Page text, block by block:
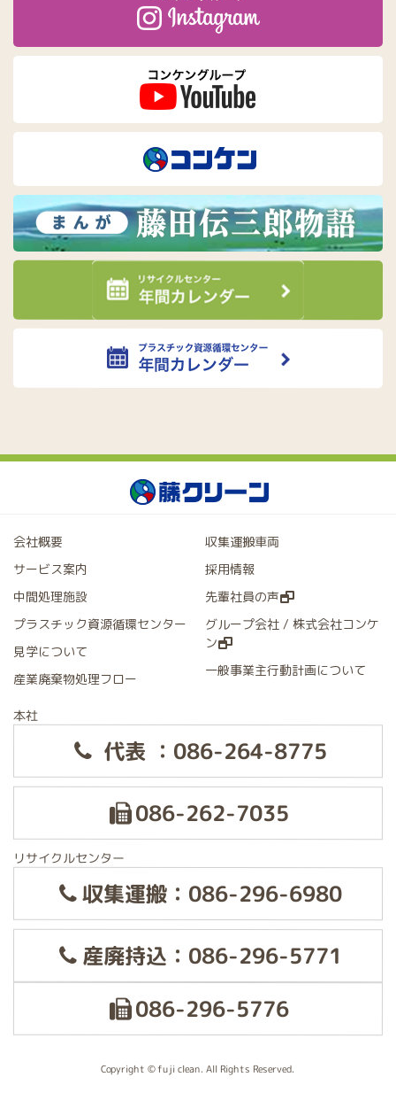
会社概要
サービス案内
中間処理施設
プラスチック資源循環センター
見学について
産業廃棄物処理フロー
収集運搬車両
採用情報
先輩社員の声
グループ会社 / 株式会社コンケ
ン
一般事業主行動計画について
本社
代表 ：086-264-8775
086-262-7035
リサイクルセンター
収集運搬：086-296-6980
産廃持込：086-296-5771
086-296-5776
Copyright © fuji clean. All Rights Reserved.